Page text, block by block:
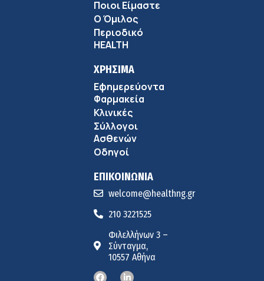
Ποιοι Είμαστε
Ο Όμιλος
Περιοδικό
HEALTH
ΧΡΗΣΙΜΑ
Εφημερεύοντα
Φαρμακεία
Κλινικές
Σύλλογοι
Ασθενών
Οδηγοί
ΕΠΙΚΟΙΝΩΝΙΑ
welcome@healthng.gr
210 3221525
Φιλελλήνων 3 –
Σύνταγμα,
10557 Αθήνα